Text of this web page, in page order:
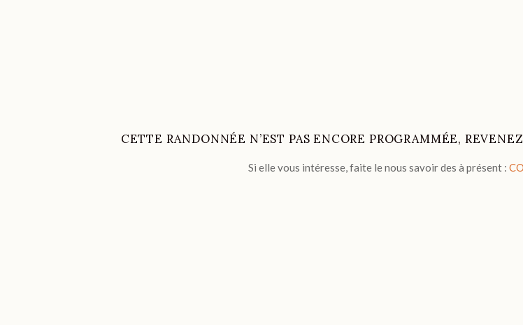
CETTE RANDONNÉE N’EST PAS ENCORE PROGRAMMÉE,
Si elle vous intéresse, faite le nous savoir des à présent :